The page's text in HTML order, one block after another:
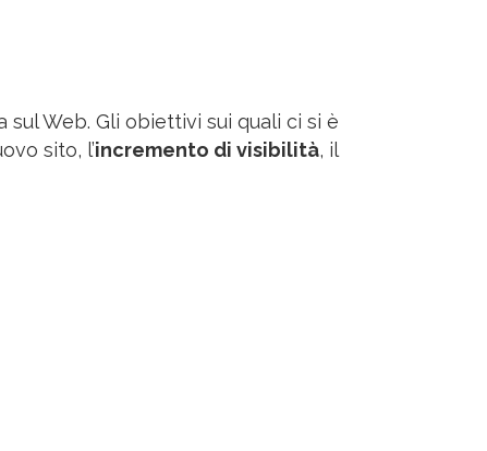
Web. Gli obiettivi sui quali ci si è
sito, l’incremento di visibilità, il